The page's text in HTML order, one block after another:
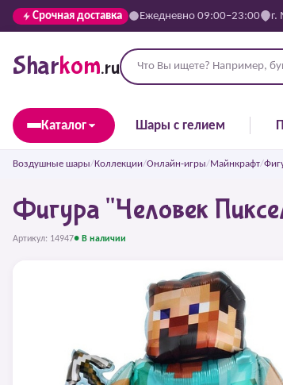
Срочная доставка Ежедневно 09:00–23:00 г.
Sharkom.ru
Каталог Шары с гелием
Воздушные шары/Коллекции/Онлайн-игры/Майнкрафт/
Фигура "Человек
Артикул: 14947● В наличии